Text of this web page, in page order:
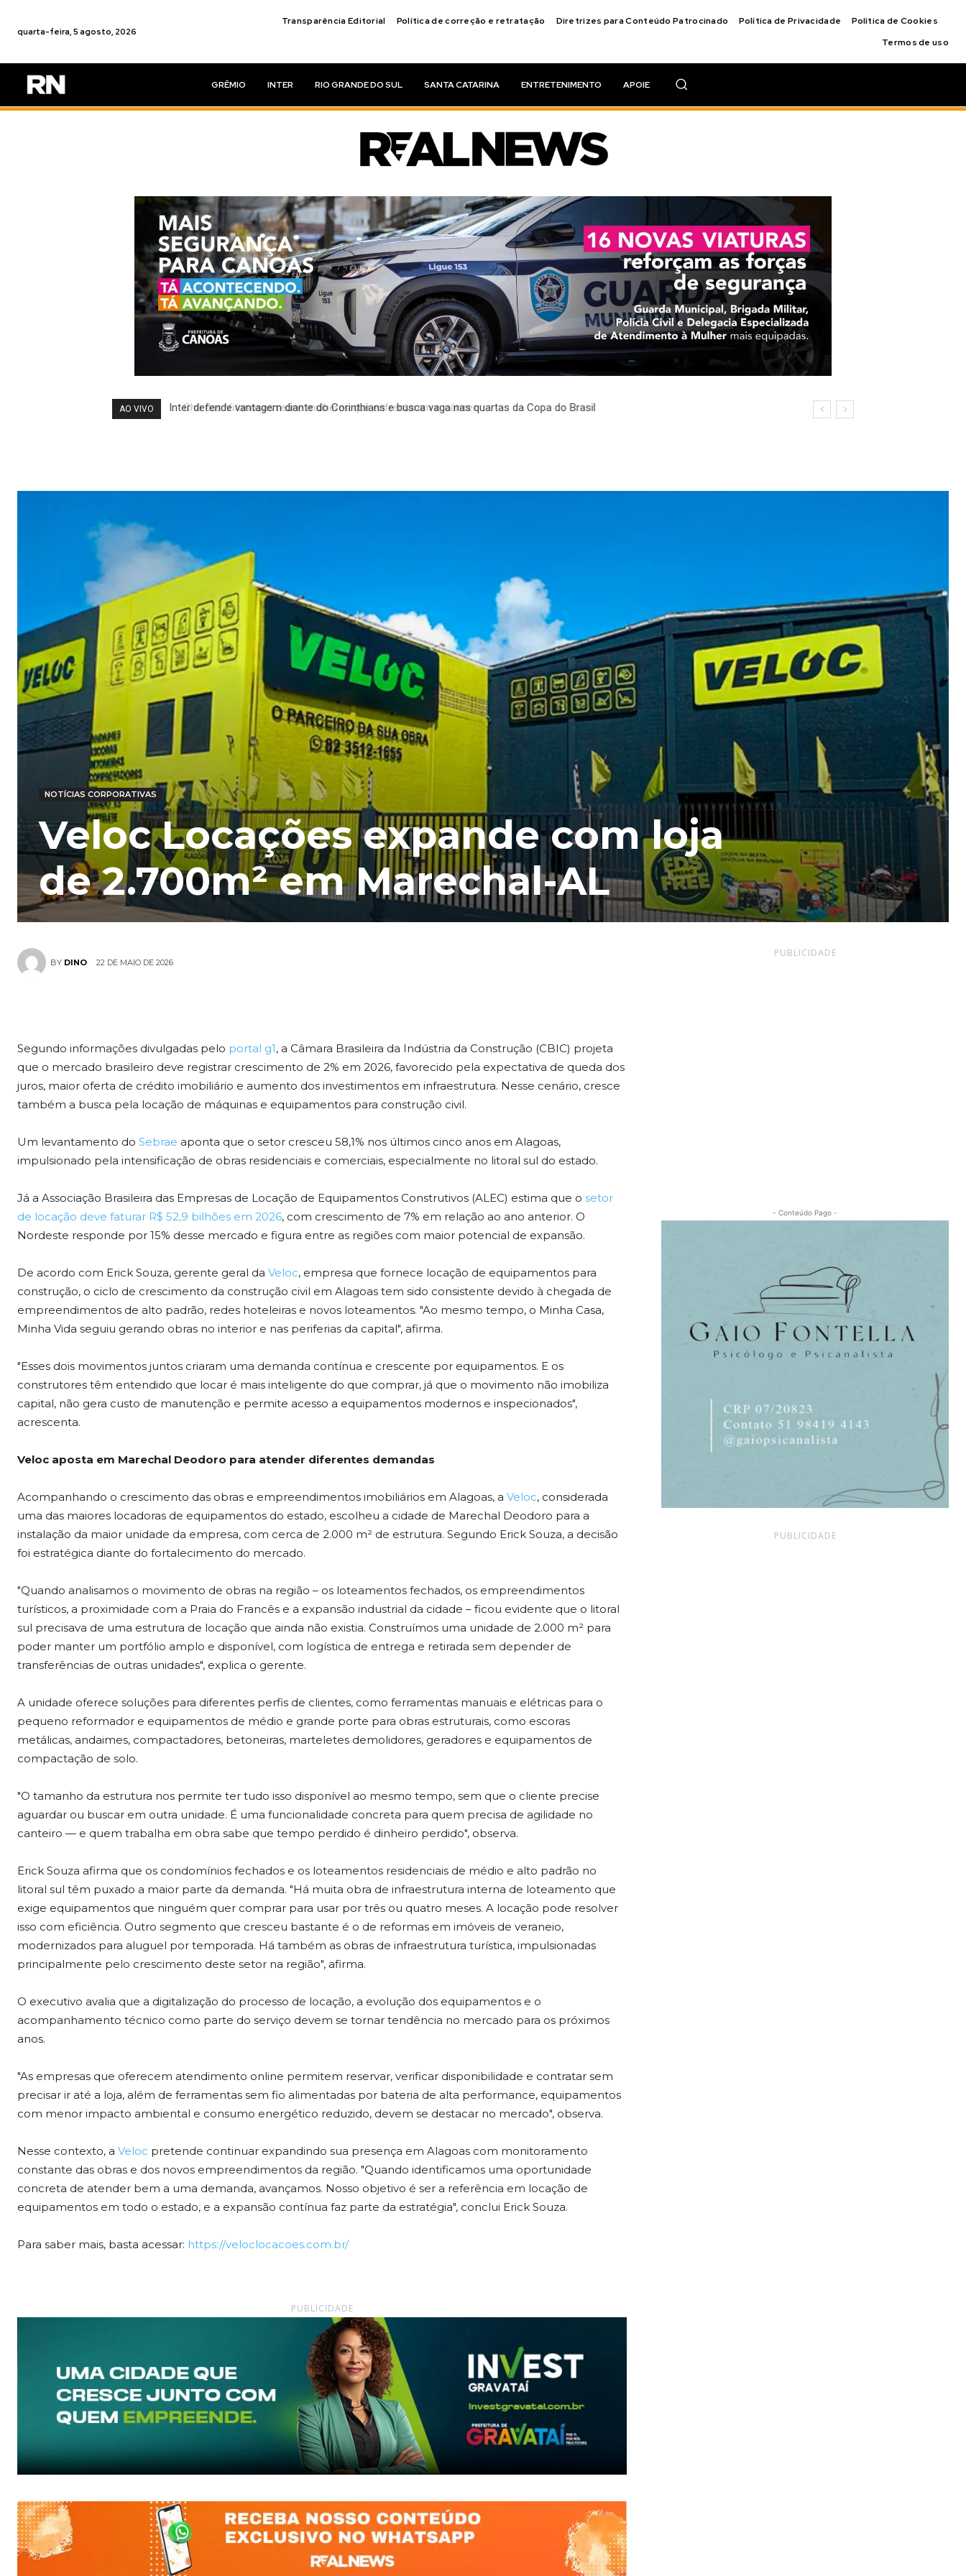
quarta-feira, 5 agosto, 2026
Transparência Editorial Política de correção e retratação Diretrizes para Conteúdo Patrocinado Política de Privacidade
Política de Cookies
Termos de uso
GRÊMIO INTER RIO GRANDE DO SUL SANTA CATARINA ENTRETENIMENTO APOIE
AO VIVO Chá das Vitoriosas reúne mulheres que enfrentaram o câncer
NOTÍCIAS CORPORATIVAS
Veloc Locações expande com loja
de 2.700m² em Marechal-AL
BY DINO 22 DE MAIO DE 2026
Segundo informações divulgadas pelo portal g1, a Câmara Brasileira da Indústria da Construção (CBIC) projeta
que o mercado brasileiro deve registrar crescimento de 2% em 2026, favorecido pela expectativa de queda dos
juros, maior oferta de crédito imobiliário e aumento dos investimentos em infraestrutura. Nesse cenário, cresce
também a busca pela locação de máquinas e equipamentos para construção civil.
Um levantamento do Sebrae aponta que o setor cresceu 58,1% nos últimos cinco anos em Alagoas,
impulsionado pela intensificação de obras residenciais e comerciais, especialmente no litoral sul do estado.
Já a Associação Brasileira das Empresas de Locação de Equipamentos Construtivos (ALEC) estima que o setor
de locação deve faturar R$ 52,9 bilhões em 2026, com crescimento de 7% em relação ao ano anterior. O
Nordeste responde por 15% desse mercado e figura entre as regiões com maior potencial de expansão.
De acordo com Erick Souza, gerente geral da Veloc, empresa que fornece locação de equipamentos para
construção, o ciclo de crescimento da construção civil em Alagoas tem sido consistente devido à chegada de
empreendimentos de alto padrão, redes hoteleiras e novos loteamentos. "Ao mesmo tempo, o Minha Casa,
Minha Vida seguiu gerando obras no interior e nas periferias da capital", afirma.
"Esses dois movimentos juntos criaram uma demanda contínua e crescente por equipamentos. E os
construtores têm entendido que locar é mais inteligente do que comprar, já que o movimento não imobiliza
capital, não gera custo de manutenção e permite acesso a equipamentos modernos e inspecionados",
acrescenta.
Veloc aposta em Marechal Deodoro para atender diferentes demandas
Acompanhando o crescimento das obras e empreendimentos imobiliários em Alagoas, a Veloc, considerada
uma das maiores locadoras de equipamentos do estado, escolheu a cidade de Marechal Deodoro para a
instalação da maior unidade da empresa, com cerca de 2.000 m² de estrutura. Segundo Erick Souza, a decisão
foi estratégica diante do fortalecimento do mercado.
"Quando analisamos o movimento de obras na região – os loteamentos fechados, os empreendimentos
turísticos, a proximidade com a Praia do Francês e a expansão industrial da cidade – ficou evidente que o litoral
sul precisava de uma estrutura de locação que ainda não existia. Construímos uma unidade de 2.000 m² para
poder manter um portfólio amplo e disponível, com logística de entrega e retirada sem depender de
transferências de outras unidades", explica o gerente.
A unidade oferece soluções para diferentes perfis de clientes, como ferramentas manuais e elétricas para o
pequeno reformador e equipamentos de médio e grande porte para obras estruturais, como escoras
metálicas, andaimes, compactadores, betoneiras, marteletes demolidores, geradores e equipamentos de
compactação de solo.
"O tamanho da estrutura nos permite ter tudo isso disponível ao mesmo tempo, sem que o cliente precise
aguardar ou buscar em outra unidade. É uma funcionalidade concreta para quem precisa de agilidade no
canteiro — e quem trabalha em obra sabe que tempo perdido é dinheiro perdido", observa.
Erick Souza afirma que os condomínios fechados e os loteamentos residenciais de médio e alto padrão no
litoral sul têm puxado a maior parte da demanda. "Há muita obra de infraestrutura interna de loteamento que
exige equipamentos que ninguém quer comprar para usar por três ou quatro meses. A locação pode resolver
isso com eficiência. Outro segmento que cresceu bastante é o de reformas em imóveis de veraneio,
modernizados para aluguel por temporada. Há também as obras de infraestrutura turística, impulsionadas
principalmente pelo crescimento deste setor na região", afirma.
O executivo avalia que a digitalização do processo de locação, a evolução dos equipamentos e o
acompanhamento técnico como parte do serviço devem se tornar tendência no mercado para os próximos
anos.
"As empresas que oferecem atendimento online permitem reservar, verificar disponibilidade e contratar sem
precisar ir até a loja, além de ferramentas sem fio alimentadas por bateria de alta performance, equipamentos
com menor impacto ambiental e consumo energético reduzido, devem se destacar no mercado", observa.
Nesse contexto, a Veloc pretende continuar expandindo sua presença em Alagoas com monitoramento
constante das obras e dos novos empreendimentos da região. "Quando identificamos uma oportunidade
concreta de atender bem a uma demanda, avançamos. Nosso objetivo é ser a referência em locação de
equipamentos em todo o estado, e a expansão contínua faz parte da estratégia", conclui Erick Souza.
Para saber mais, basta acessar: https://veloclocacoes.com.br/
PUBLICIDADE
PUBLICIDADE
- Conteúdo Pago -
PUBLICIDADE